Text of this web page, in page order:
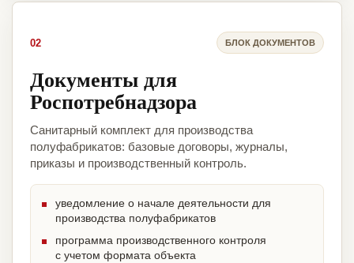
02 БЛОК ДОКУМЕНТОВ
Документы для
Роспотребнадзора
Санитарный комплект для производства
полуфабрикатов: базовые договоры, журналы,
приказы и производственный контроль.
уведомление о начале деятельности для
производства полуфабрикатов
программа производственного контроля
с учетом формата объекта